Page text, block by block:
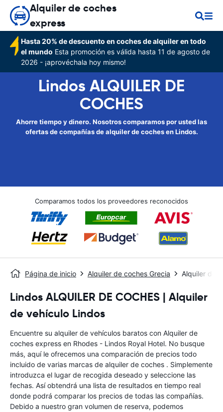
Alquiler de coches
express
Hasta 20% de descuento en coches de alquiler en todo
el mundo Esta promoción es válida hasta 11 de agosto de
2026 - ¡aprovéchala hoy mismo!
Lindos ALQUILER DE
COCHES
Ahorre tiempo y dinero. Nosotros comparamos por usted las
ofertas de compañías de alquiler de coches en Lindos.
Comparamos todos los proveedores reconocidos
Página de inicio Alquiler de coches Grecia Alquiler de
Lindos ALQUILER DE COCHES | Alquiler
de vehículo Lindos
Encuentre su alquiler de vehículos baratos con Alquiler de
coches express en Rhodes - Lindos Royal Hotel. No busque
más, aquí le ofrecemos una comparación de precios todo
incluido de varias marcas de alquiler de coches . Simplemente
introduzca el lugar de recogida deseado y seleccione las
fechas. Así obtendrá una lista de resultados en tiempo real
donde podrá comparar los precios de todas las compañías.
Debido a nuestro gran volumen de reserva, podemos